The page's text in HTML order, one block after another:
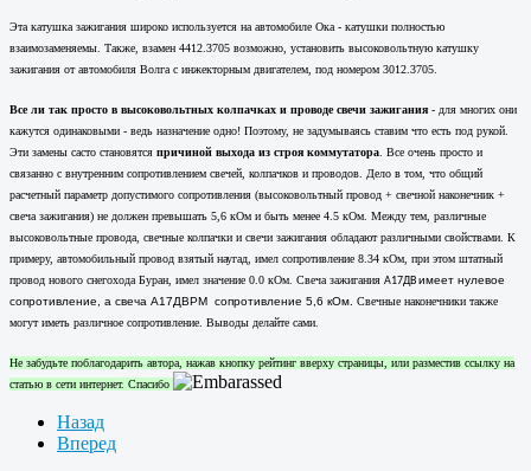
Эта катушка зажигания широко используется на автомобиле Ока - катушки полностью
взаимозаменяемы. Также, взамен 4412.3705 возможно, установить высоковольтную катушку
зажигания от автомобиля Волга с инжекторным двигателем, под номером 3012.3705.
Все ли так просто в высоковольтных колпачках и проводе свечи зажигания - для многих они
кажутся одинаковыми - ведь назначение одно! Поэтому, не задумываясь ставим что есть под рукой.
Эти замены састо становятся причиной выхода из строя коммутатора . Все очень просто и
связанно с внутренним сопротивлением свечей, колпачков и проводов. Дело в том, что общий
расчетный параметр допустимого сопротивления (высоковольтный провод + свечной наконечник +
свеча зажигания) не должен превышать 5,6 кОм и быть менее 4.5 кОм. Между тем, различные
высоковольтные провода, свечные колпачки и свечи зажигания обладают различными свойствами. К
примеру, автомобильный провод взятый наугад, имел сопротивление 8.34 кОм, при этом штатный
провод нового снегохода Буран, имел значение 0.0 кОм. Свеча зажигания А17ДВимеет нулевое
сопротивление, а свеча А17ДВРМ сопротивление 5,6 кОм. Свечные наконечники также
могут иметь различное сопротивление. Выводы делайте сами.
Не забудьте поблагодарить автора, нажав кнопку рейтинг вверху страницы, или разместив ссылку на
статью в сети интернет. Спасибо
Назад
Вперед